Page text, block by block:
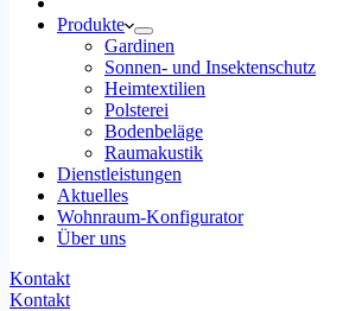
Produkte
Gardinen
Sonnen- und Insektenschutz
Heimtextilien
Polsterei
Bodenbeläge
Raumakustik
Dienstleistungen
Aktuelles
Wohnraum-Konfigurator
Über uns
Kontakt
Kontakt